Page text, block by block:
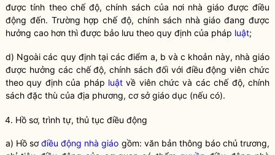
được tính theo chế độ, chính sách của nơi nhà giáo được điều
động đến. Trường hợp chế độ, chính sách nhà giáo đang được
hưởng cao hơn thì được bảo lưu theo quy định của pháp luật;
d) Ngoài các quy định tại các điểm a, b và c khoản này, nhà giáo
được hưởng các chế độ, chính sách đối với điều động viên chức
theo quy định của pháp luậtvề viên chức và các chế độ, chính
sách đặc thù của địa phương, cơ sở giáo dục (nếu có).
4. Hồ sơ, trình tự, thủ tục điều động
a) Hồ sơđiều động nhà giáo gồm: văn bản thông báo chủ trương,